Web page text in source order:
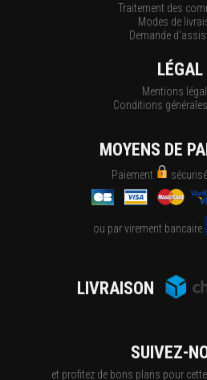
Traitement des
Modes de
Demande
LÉGAL
Mentions
Conditions
MOYENS DE
Paiement
ou par virement bancaire
LIVRAISON
SUIVEZ-
et profitez de bons plans pour